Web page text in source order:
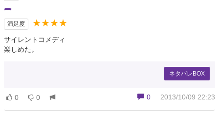
満足度 ★★★★
サイレントコメディ
楽しめた。
ネタバレBOX
0 2013/10/09 22:23
0 0